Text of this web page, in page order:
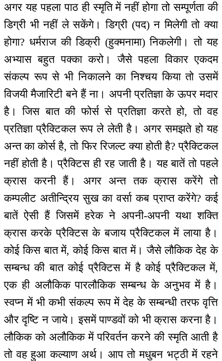
अगर यह पहला पाठ ही स्मृति में नहीं होगा तो सम्पूर्णता की
डिग्री भी नहीं ले सकेंगे। डिग्री (पद) न मिलेगी तो क्या
होगा? धर्मराज की डिक्री (हुक्मनामा) निकलेगी। तो यह
अभ्यास बहुत पक्का करो। जैसे पहला विकार एकदम
संकल्प रूप से भी निकालने का निश्चय किया तो उसमें
विजयी मैजारिटी बने हैं ना। अपनी प्रतिज्ञा के ऊपर मदार
है। जिस बात की फोर्स से प्रतिज्ञा करते हो, तो वह
प्रतिज्ञा प्रैक्टिकल रूप ले लेती है। अगर समझते हो यह
अन्त का कोर्स है, तो फिर रिजल्ट क्या होती है? प्रैक्टिकल
नहीं होती है। प्रैक्टिस ही रह जाती है। यह बातें तो पहले
क्रास करनी हैं। अगर अन्त तक क्रास करेंगे तो
कम्पलीट अतीन्द्रिय सुख का वर्सा कब प्राप्त करेंगे? कई
बातें ऐसी हैं जिसमें हरेक ने अपनी-अपनी यथा शक्ति
क्रास करके प्रैक्टिस के बजाय प्रैक्टिकल में लाया है।
कोई किस बात में, कोई किस बात में। जैसे लौकिक देह के
सम्बन्ध की बात कोई प्रैक्टिस में है कोई प्रैक्टिकल में,
एक ही अलौकिक पारलौकिक सम्बन्ध के अनुभव में है।
स्वप्न में भी कभी संकल्प रूप में देह के सम्बन्धी तरफ वृत्ति
और दृष्टि न जाये। इसमें पाण्डवों को भी क्रास करना है।
लौकिक को अलौकिक में परिवर्तन करने की स्मृति आती है
तो वह हुआ कल्याण अर्थ। आप तो मधुबन भट्ठी में रहने